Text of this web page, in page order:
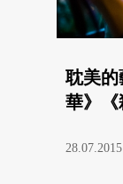
耽美的
華》《
28.07.2015